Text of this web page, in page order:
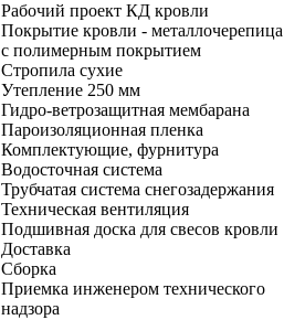
Рабочий проект КД кровли
Покрытие кровли - металлочерепица
с полимерным покрытием
Стропила сухие
Утепление 250 мм
Гидро-ветрозащитная мембарана
Пароизоляционная пленка
Комплектующие, фурнитура
Водосточная система
Трубчатая система снегозадержания
Техническая вентиляция
Подшивная доска для свесов кровли
Доставка
Сборка
Приемка инженером технического
надзора